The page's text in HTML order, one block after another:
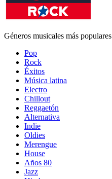
Géneros musicales más populares
Pop
Rock
Éxitos
Música latina
Electro
Chillout
Reggaetón
Alternativa
Indie
Oldies
Merengue
House
Años 80
Jazz